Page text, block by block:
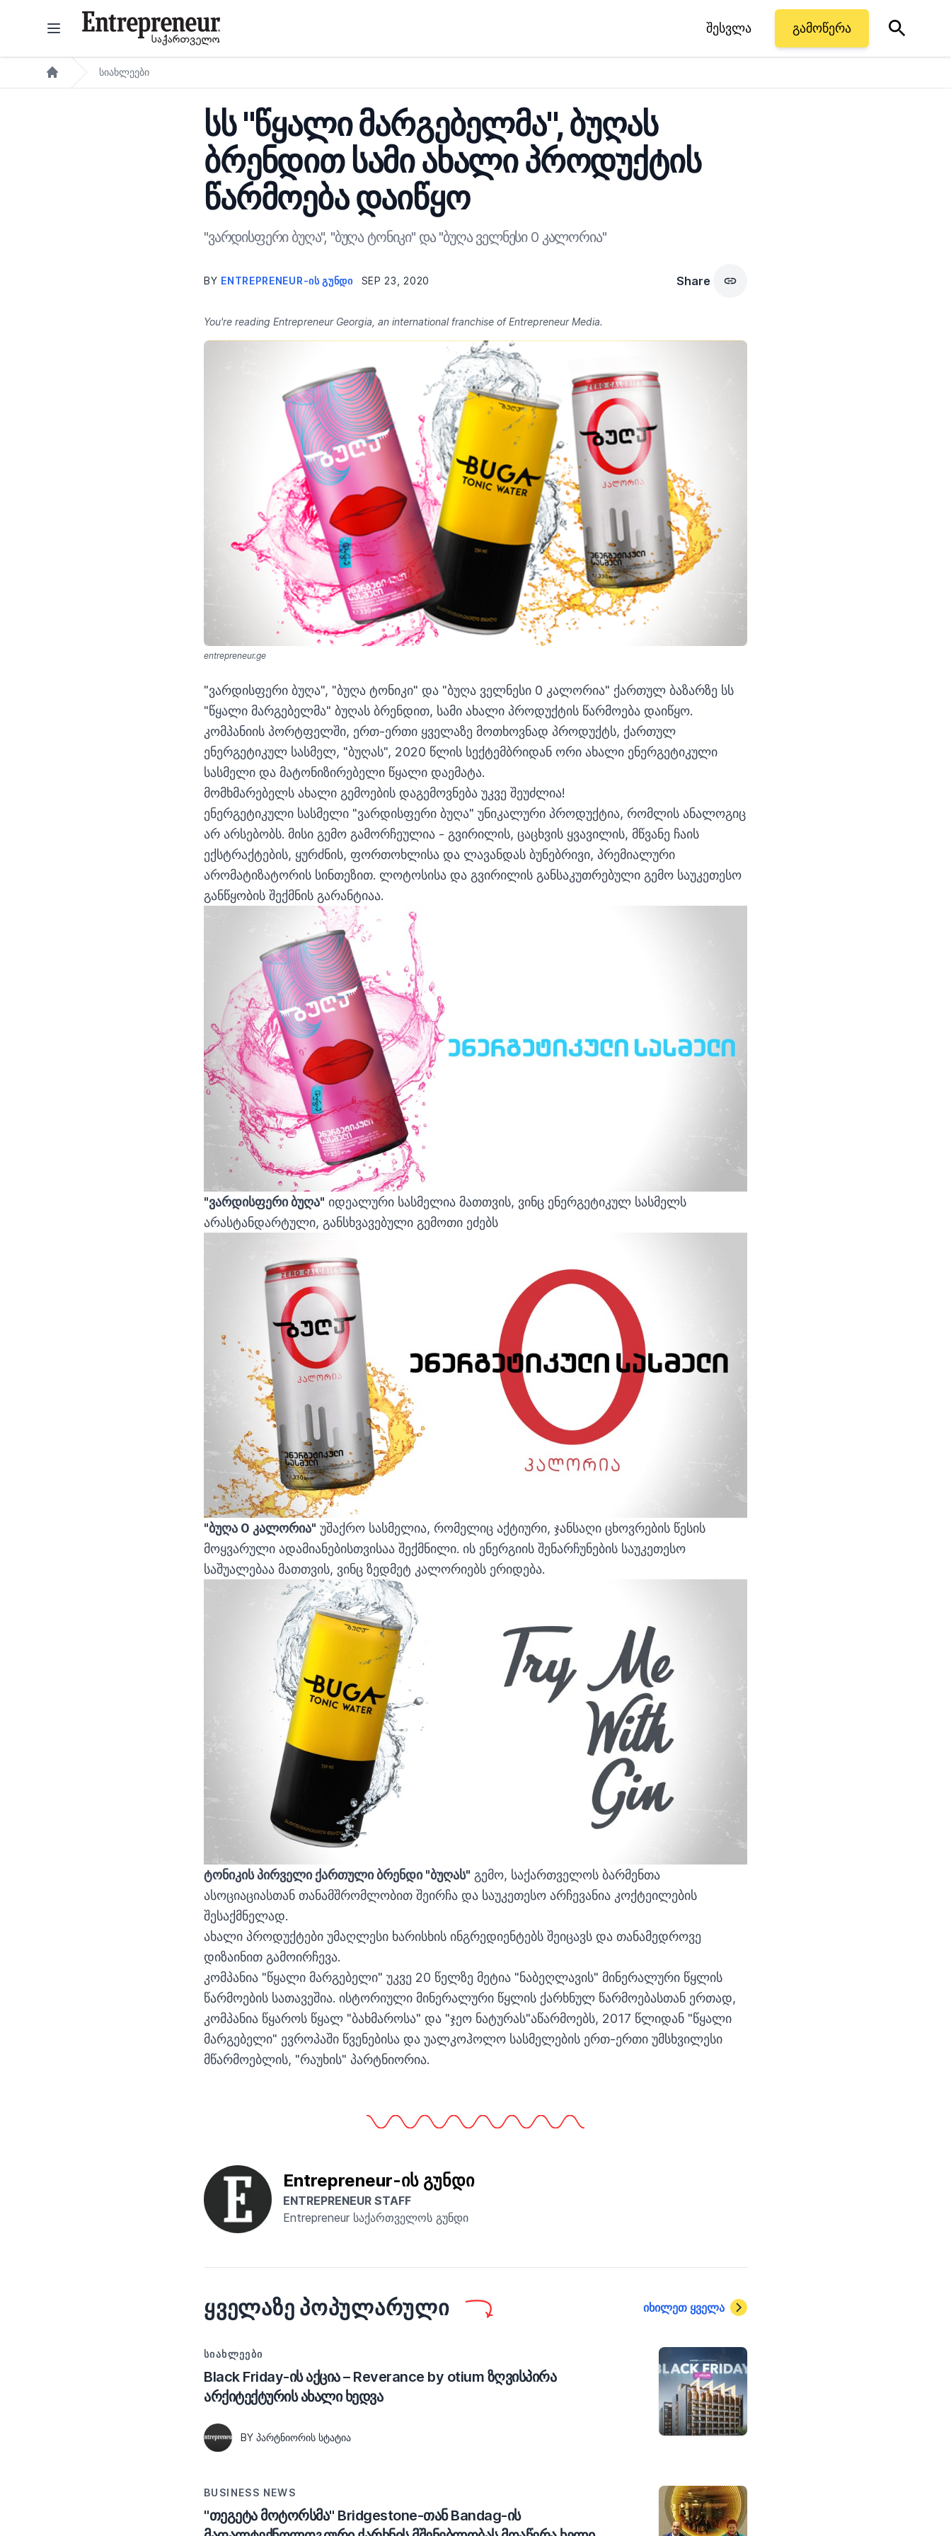
Skip to content
შესვლა გამოწერა
Home
სიახლეები
სს "წყალი მარგებელმა", ბუღას
ბრენდით სამი ახალი პროდუქტის
წარმოება დაიწყო
"ვარდისფერი ბუღა", "ბუღა ტონიკი" და "ბუღა ველნესი 0 კალორია"
BY ENTREPRENEUR-ᲘᲡ ᲒᲣᲜᲓᲘ SEP 23, 2020 Share
You're reading Entrepreneur Georgia, an international franchise of Entrepreneur Media.
entrepreneur.ge
"ვარდისფერი ბუღა", "ბუღა ტონიკი" და "ბუღა ველნესი 0 კალორია" ქართულ ბაზარზე სს
"წყალი მარგებელმა" ბუღას ბრენდით, სამი ახალი პროდუქტის წარმოება დაიწყო.
კომპანიის პორტფელში, ერთ-ერთი ყველაზე მოთხოვნად პროდუქტს, ქართულ
ენერგეტიკულ სასმელ, "ბუღას", 2020 წლის სექტემბრიდან ორი ახალი ენერგეტიკული
სასმელი და მატონიზირებელი წყალი დაემატა.
მომხმარებელს ახალი გემოების დაგემოვნება უკვე შეუძლია!
ენერგეტიკული სასმელი "ვარდისფერი ბუღა" უნიკალური პროდუქტია, რომლის ანალოგიც
არ არსებობს. მისი გემო გამორჩეულია - გვირილის, ცაცხვის ყვავილის, მწვანე ჩაის
ექსტრაქტების, ყურძნის, ფორთოხლისა და ლავანდას ბუნებრივი, პრემიალური
არომატიზატორის სინთეზით. ლოტოსისა და გვირილის განსაკუთრებული გემო საუკეთესო
განწყობის შექმნის გარანტიაა.
"ვარდისფერი ბუღა" იდეალური სასმელია მათთვის, ვინც ენერგეტიკულ სასმელს
არასტანდარტული, განსხვავებული გემოთი ეძებს
"ბუღა 0 კალორია" უშაქრო სასმელია, რომელიც აქტიური, ჯანსაღი ცხოვრების წესის
მოყვარული ადამიანებისთვისაა შექმნილი. ის ენერგიის შენარჩუნების საუკეთესო
საშუალებაა მათთვის, ვინც ზედმეტ კალორიებს ერიდება.
ტონიკის პირველი ქართული ბრენდი "ბუღას" გემო, საქართველოს ბარმენთა
ასოციაციასთან თანამშრომლობით შეირჩა და საუკეთესო არჩევანია კოქტეილების
შესაქმნელად.
ახალი პროდუქტები უმაღლესი ხარისხის ინგრედიენტებს შეიცავს და თანამედროვე
დიზაინით გამოირჩევა.
კომპანია "წყალი მარგებელი" უკვე 20 წელზე მეტია "ნაბეღლავის" მინერალური წყლის
წარმოების სათავეშია. ისტორიული მინერალური წყლის ქარხნულ წარმოებასთან ერთად,
კომპანია წყაროს წყალ "ბახმაროსა" და "ჯეო ნატურას"აწარმოებს, 2017 წლიდან "წყალი
მარგებელი" ევროპაში წვენებისა და უალკოჰოლო სასმელების ერთ-ერთი უმსხვილესი
მწარმოებლის, "რაუხის" პარტნიორია.
Entrepreneur-ის გუნდი
ENTREPRENEUR STAFF
Entrepreneur საქართველოს გუნდი
ᲧᲕᲔᲚᲐᲖᲔ ᲞᲝᲞᲣᲚᲐᲠᲣᲚᲘ იხილეთ ყველა
ᲡᲘᲐᲮᲚᲔᲔᲑᲘ
Black Friday-ის აქცია – Reverance by otium ზღვისპირა
არქიტექტურის ახალი ხედვა
BY ᲞᲐᲠᲢᲜᲘᲝᲠᲘᲡ ᲡᲢᲐᲢᲘᲐ
BUSINESS NEWS
"თეგეტა მოტორსმა" Bridgestone-თან Bandag-ის